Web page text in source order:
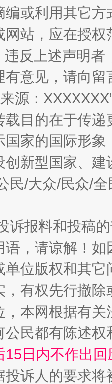
山西：
织难题 养老服
还
编或利用其它
网站，应在授
违反上述声明
有意见，请向
源：
载目的在于传
国家的国际形
创新型国家、
民/大众/民众/
诉报料和投稿
语，请谅解！
单位版权和其它
，有权先行撤
，本网根据有
公民都有陈述
15日内不作出
投诉人的要求将